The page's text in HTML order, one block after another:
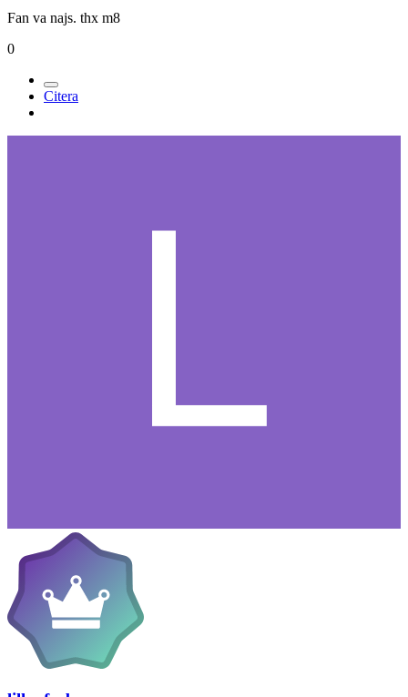
Fan va najs. thx m8
0
Citera